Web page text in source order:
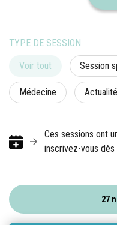
TYPE DE SESSION
Voir tout
Session
Médecine
Ces sessions ont
inscrivez-vous dès
27